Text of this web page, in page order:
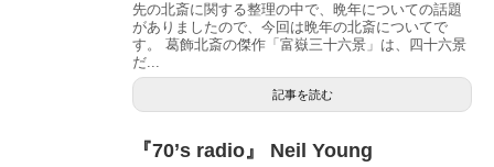
先の北斎に関する整理の中で、晩年についての話題
がありましたので、今回は晩年の北斎についてで
す。 葛飾北斎の傑作「富嶽三十六景」は、四十六景
だ...
記事を読む
『70’s radio』 Neil Young